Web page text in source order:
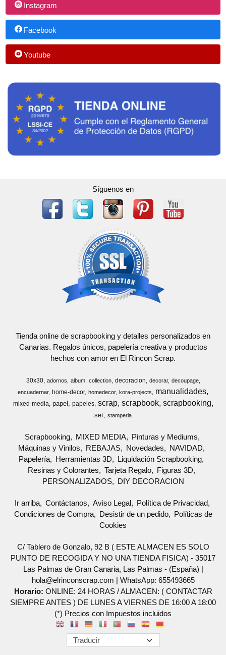
Instagram
Facebook
Youtube
Síguenos en
Tienda online de scrapbooking y detalles personalizados en
Canarias. Regalos únicos, papelería creativa y productos
hechos con amor en El Rincon Scrap.
30x30 adornos album collection decoracion decorar
decoupage
encuadernar
home-decor homedecor kora-projects manualidades
mixed-media papel papeles scrap scrapbook scrapbooking
set stamperia
Scrapbooking MIXED MEDIA
Pinturas y Mediums
Máquinas y Vinilos
REBAJAS Novedades
NAVIDAD
Papelería
Herramientas 3D
Liquidación Scrapbooking
Resinas y Colorantes
Tarjeta Regalo
Figuras 3D
PERSONALIZADOS
DIY DECORACION
Ir arriba Contáctanos Aviso Legal
Política de Privacidad
Condiciones de Compra
Desistir de un pedido
Políticas de
Cookies
C/ Tablero de Gonzalo, 92 B ( ESTE ALMACEN ES SOLO
PUNTO DE RECOGIDA Y NO UNA TIENDA FISICA) - 35017
Las Palmas de Gran Canaria, Las Palmas - (España) |
hola@elrinconscrap.com | WhatsApp: 655493665
Horario: ONLINE: 24 HORAS / ALMACEN: ( CONTACTAR
SIEMPRE ANTES ) DE LUNES A VIERNES DE 16:00 A 18:00
(*) Precios con Impuestos incluidos